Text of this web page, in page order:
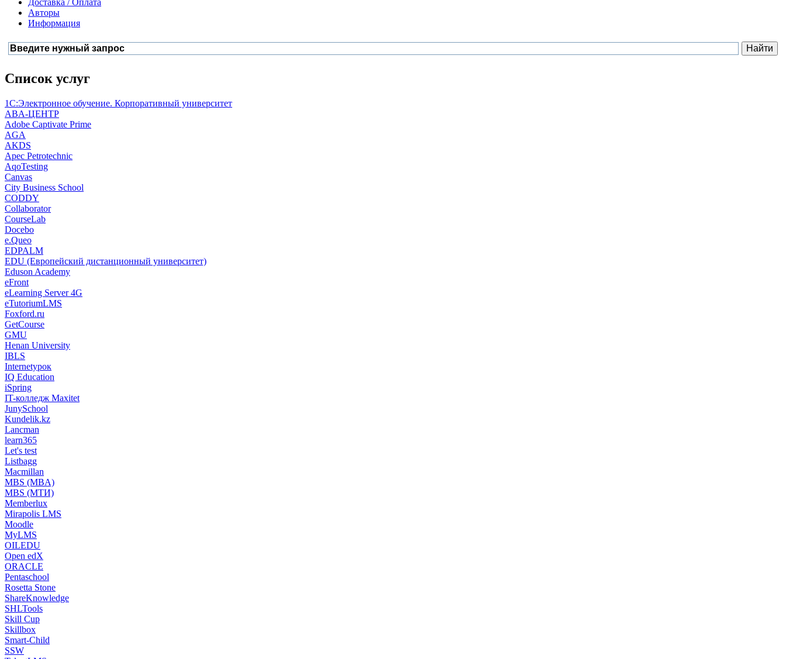
Доставка / Оплата
Авторы
Информация
Список услуг
1С:Электронное обучение. Корпоративный университет
ABA-ЦЕНТР
Adobe Captivate Prime
AGA
AKDS
Apec Petrotechnic
AqoTesting
Canvas
City Business School
CODDY
Collaborator
CourseLab
Docebo
e.Queo
EDPALM
EDU (Европейский дистанционный университет)
Eduson Academy
eFront
eLearning Server 4G
eTutoriumLMS
Foxford.ru
GetCourse
GMU
Henan University
IBLS
Internetурок
IQ Education
iSpring
IT-колледж Maxitet
JunySchool
Kundelik.kz
Lancman
learn365
Let's test
Listbagg
Macmillan
MBS (MBA)
MBS (МТИ)
Memberlux
Mirapolis LMS
Moodle
MyLMS
OILEDU
Open edX
ORACLE
Pentaschool
Rosetta Stone
ShareKnowledge
SHLTools
Skill Cup
Skillbox
Smart-Child
SSW